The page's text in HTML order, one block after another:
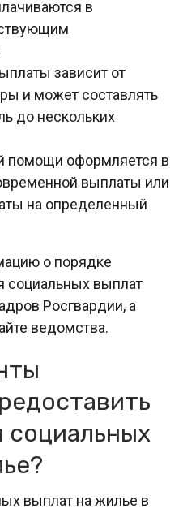
в
зависит от
и может составлять
до нескольких
помощи оформляется в
выплаты или
на определенный
о порядке
социальных выплат
Росгвардии, а
ведомства.
социальных
выплат на жилье в